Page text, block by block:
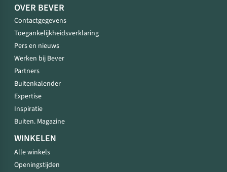
OVER BEVER
Contactgegevens
Toegankelijkheidsverklaring
Pers en nieuws
Werken bij Bever
Partners
Buitenkalender
Expertise
Inspiratie
Buiten. Magazine
WINKELEN
Alle winkels
Openingstijden